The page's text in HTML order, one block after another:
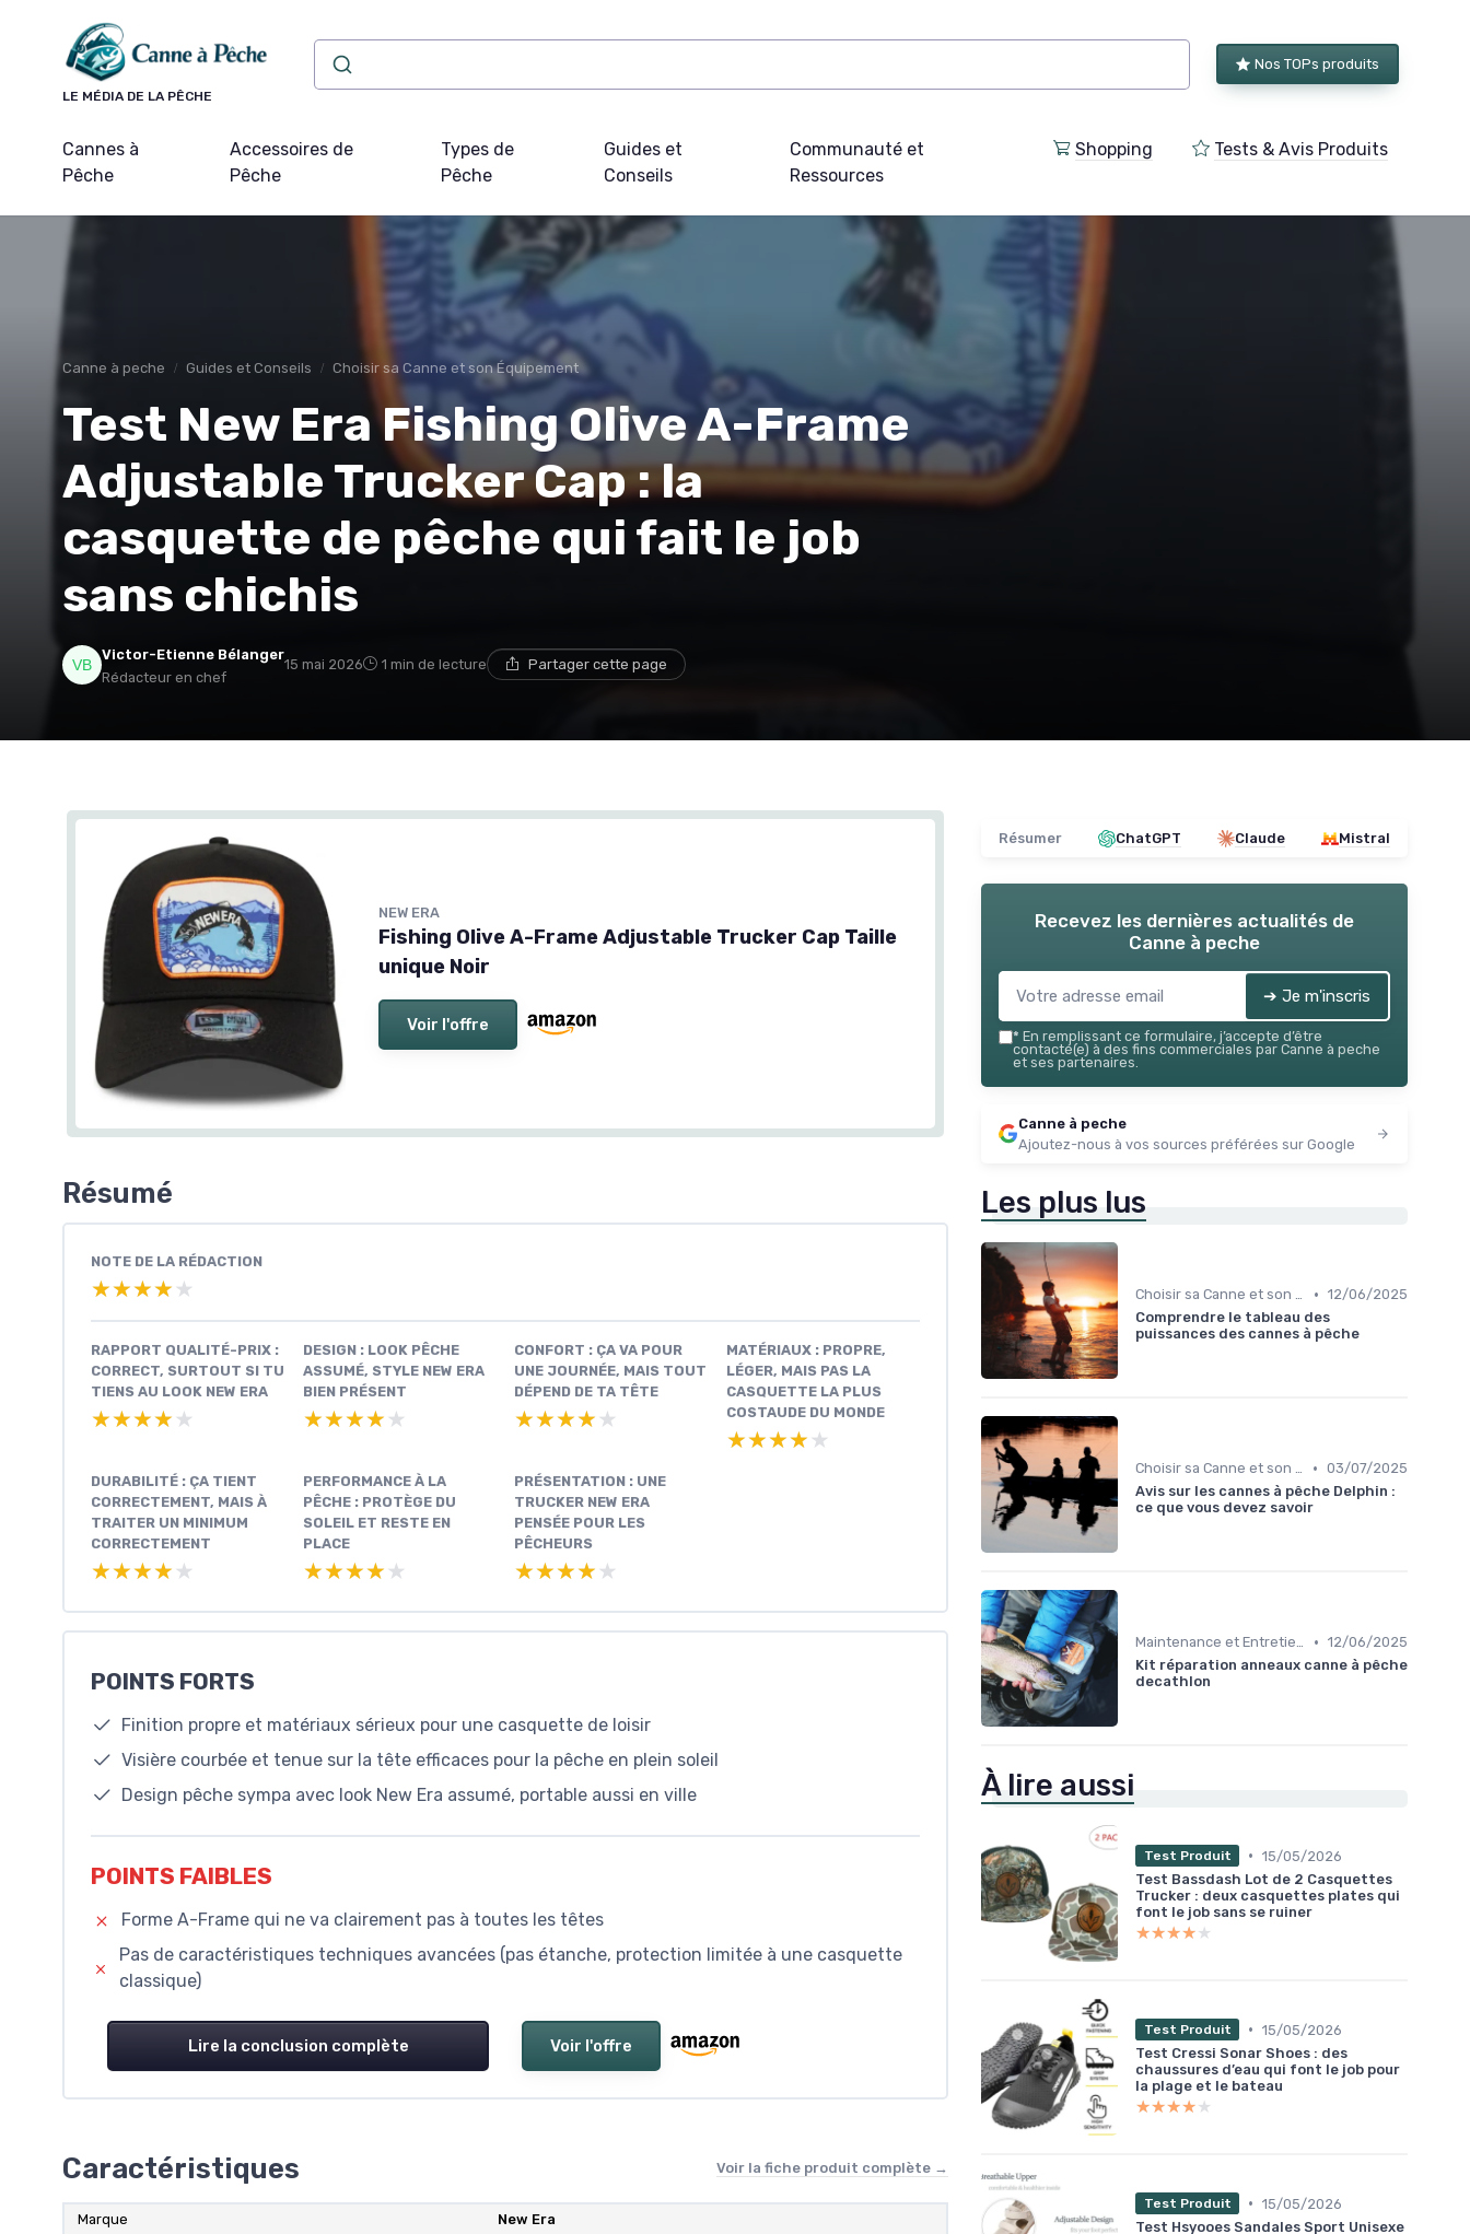
LE MÉDIA DE LA PÊCHE
Nos TOPs produits
Cannes à
Pêche
Accessoires de
Pêche
Types de
Pêche
Guides et
Conseils
Communauté et
Ressources
Shopping Tests & Avis Produits
Canne à peche Guides et Conseils Choisir sa Canne et son Équipement
Test New Era Fishing Olive A-Frame
Adjustable Trucker Cap : la
casquette de pêche qui fait le job
sans chichis
Victor-Etienne Bélanger
Rédacteur en chef
15 mai 2026 1 min de lecture Partager cette page
NEW ERA
Fishing Olive A-Frame Adjustable Trucker Cap Taille
unique Noir
Voir l'offre
Résumé
NOTE DE LA RÉDACTION
★★★★★
★★★★★
RAPPORT QUALITÉ-PRIX :
CORRECT, SURTOUT SI TU
TIENS AU LOOK NEW ERA
★★★★★
★★★★★
DESIGN : LOOK PÊCHE
ASSUMÉ, STYLE NEW ERA
BIEN PRÉSENT
★★★★★
★★★★★
CONFORT : ÇA VA POUR
UNE JOURNÉE, MAIS TOUT
DÉPEND DE TA TÊTE
★★★★★
★★★★★
MATÉRIAUX : PROPRE,
LÉGER, MAIS PAS LA
CASQUETTE LA PLUS
COSTAUDE DU MONDE
★★★★★
★★★★★
DURABILITÉ : ÇA TIENT
CORRECTEMENT, MAIS À
TRAITER UN MINIMUM
CORRECTEMENT
★★★★★
★★★★★
PERFORMANCE À LA
PÊCHE : PROTÈGE DU
SOLEIL ET RESTE EN
PLACE
★★★★★
★★★★★
PRÉSENTATION : UNE
TRUCKER NEW ERA
PENSÉE POUR LES
PÊCHEURS
★★★★★
★★★★★
POINTS FORTS
Finition propre et matériaux sérieux pour une casquette de loisir
Visière courbée et tenue sur la tête efficaces pour la pêche en plein soleil
Design pêche sympa avec look New Era assumé, portable aussi en ville
POINTS FAIBLES
Forme A-Frame qui ne va clairement pas à toutes les têtes
Pas de caractéristiques techniques avancées (pas étanche, protection limitée à une casquette
classique)
Lire la conclusion complète Voir l'offre
Caractéristiques Voir la fiche produit complète →
Marque New Era
Résumer ChatGPT Claude Mistral
Recevez les dernières actualités de
Canne à peche
➔ Je m'inscris
* En remplissant ce formulaire, j’accepte d’être
contacté(e) à des fins commerciales par Canne à peche
et ses partenaires.
Canne à peche
Ajoutez-nous à vos sources préférées sur Google
Les plus lus
Choisir sa Canne et son Équipement • 12/06/2025
Comprendre le tableau des
puissances des cannes à pêche
Choisir sa Canne et son Équipement • 03/07/2025
Avis sur les cannes à pêche Delphin :
ce que vous devez savoir
Maintenance et Entretien • 12/06/2025
Kit réparation anneaux canne à pêche
decathlon
À lire aussi
Test Produit • 15/05/2026
Test Bassdash Lot de 2 Casquettes
Trucker : deux casquettes plates qui
font le job sans se ruiner
★★★★★
★★★★★
Test Produit • 15/05/2026
Test Cressi Sonar Shoes : des
chaussures d’eau qui font le job pour
la plage et le bateau
★★★★★
★★★★★
Test Produit • 15/05/2026
Test Hsyooes Sandales Sport Unisexe